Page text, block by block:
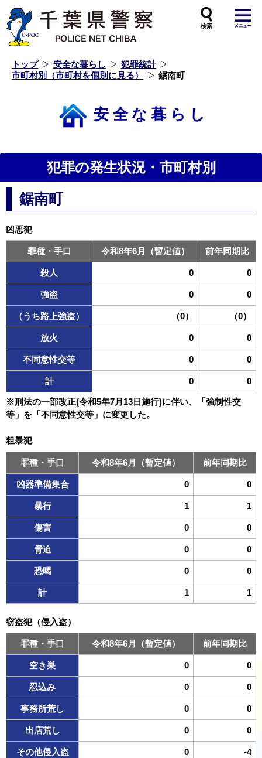
トップ 安全な暮らし
犯罪統計
市町村別（市町村を個別に見る）
鋸南町
安全な暮らし
犯罪の発生状況・市町村別
鋸南町
凶悪犯
罪種・手口 令和8年6月（暫定値） 前年同期比
殺人 0 0
強盗 0 0
（うち路上強盗） （0） （0）
放火 0 0
不同意性交等 0 0
計 0 0
※刑法の一部改正(令和5年7月13日施行)に伴い、「強制性交
等」を「不同意性交等」に変更した。
粗暴犯
罪種・手口 令和8年6月（暫定値） 前年同期比
凶器準備集合 0 0
暴行 1 1
傷害 0 0
脅迫 0 0
恐喝 0 0
計 1 1
窃盗犯（侵入盗）
罪種・手口 令和8年6月（暫定値） 前年同期比
空き巣 0 0
忍込み 0 0
事務所荒し 0 0
出店荒し 0 0
その他侵入盗 0 -4